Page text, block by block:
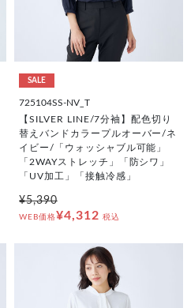
SALE
725104SS-NV_T
【SILVER LINE/7分袖】配色切り
替えバンドカラープルオーバー/ネ
イビー/「ウォッシャブル可能」
「2WAYストレッチ」「防シワ」
「UV加工」「接触冷感」
¥5,390
WEB価格¥4,312 税込